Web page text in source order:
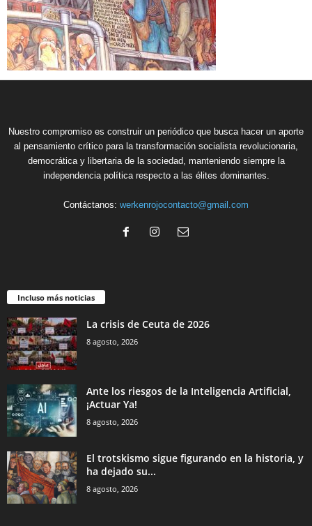
Nuestro compromiso es construir un periódico que busca hacer un aporte
al pensamiento crítico para la transformación socialista revolucionaria,
democrática y libertaria de la sociedad, manteniendo siempre la
independencia política respecto a las élites dominantes.
Contáctanos: werkenrojocontacto@gmail.com
Incluso más noticias
La crisis de Ceuta de 2026
8 agosto, 2026
Ante los riesgos de la Inteligencia Artificial,
¡Actuar Ya!
8 agosto, 2026
El trotskismo sigue figurando en la historia, y
ha dejado su...
8 agosto, 2026